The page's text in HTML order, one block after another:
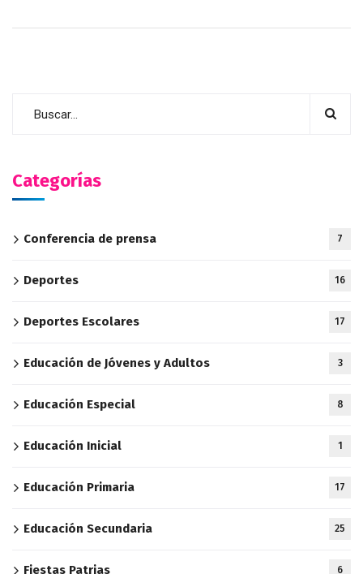
Categorías
Conferencia de prensa 7
Deportes 16
Deportes Escolares 17
Educación de Jóvenes y Adultos 3
Educación Especial 8
Educación Inicial 1
Educación Primaria 17
Educación Secundaria 25
Fiestas Patrias 6